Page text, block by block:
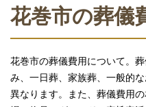
花巻市の葬儀
花巻市の葬儀費用について。
み、一日葬、家族葬、一般的
異なります。また、葬儀費用